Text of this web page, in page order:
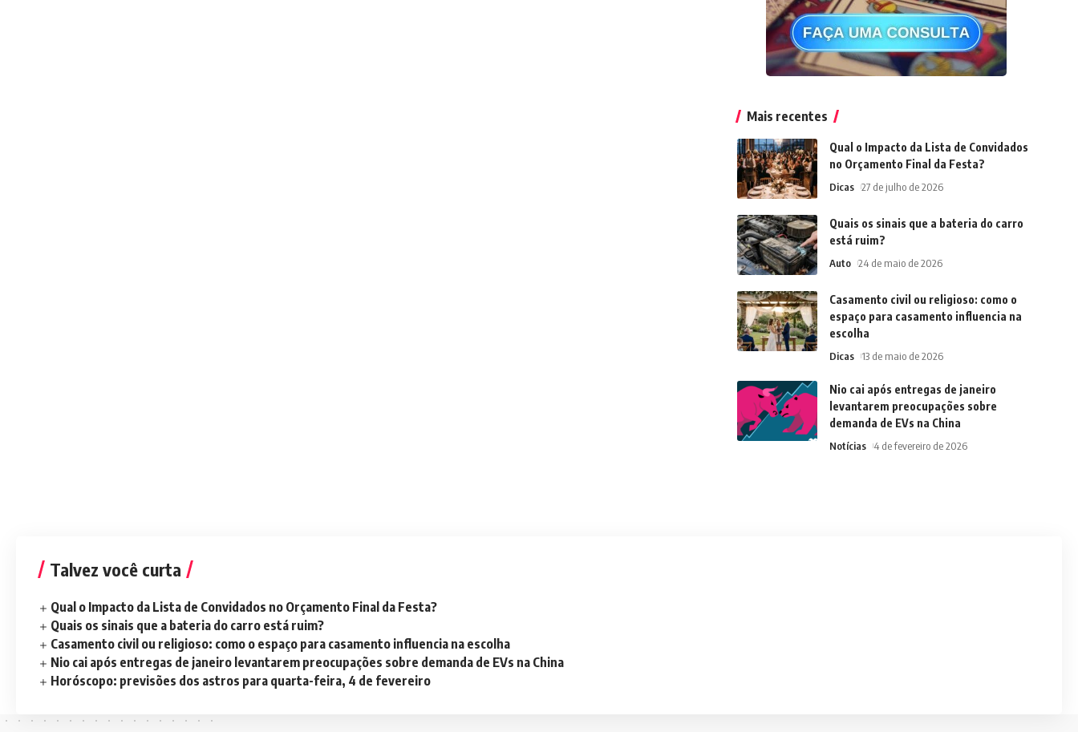
Mais recentes
Qual o Impacto da Lista de Convidados
no Orçamento Final da Festa?
Dicas 27 de julho de 2026
Quais os sinais que a bateria do carro
está ruim?
Auto 24 de maio de 2026
Casamento civil ou religioso: como o
espaço para casamento influencia na
escolha
Dicas 13 de maio de 2026
Nio cai após entregas de janeiro
levantarem preocupações sobre
demanda de EVs na China
Notícias 4 de fevereiro de 2026
Talvez você curta
Qual o Impacto da Lista de Convidados no Orçamento Final da Festa?
Quais os sinais que a bateria do carro está ruim?
Casamento civil ou religioso: como o espaço para casamento influencia na escolha
Nio cai após entregas de janeiro levantarem preocupações sobre demanda de EVs na China
Horóscopo: previsões dos astros para quarta-feira, 4 de fevereiro